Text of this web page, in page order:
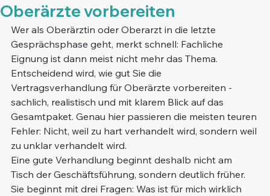
Oberärzte vorbereiten
Wer als Oberärztin oder Oberarzt in die letzte
Gesprächsphase geht, merkt schnell: Fachliche
Eignung ist dann meist nicht mehr das Thema.
Entscheidend wird, wie gut Sie die
Vertragsverhandlung für Oberärzte vorbereiten -
sachlich, realistisch und mit klarem Blick auf das
Gesamtpaket. Genau hier passieren die meisten teuren
Fehler: Nicht, weil zu hart verhandelt wird, sondern weil
zu unklar verhandelt wird.
Eine gute Verhandlung beginnt deshalb nicht am
Tisch der Geschäftsführung, sondern deutlich früher.
Sie beginnt mit drei Fragen: Was ist für mich wirklich